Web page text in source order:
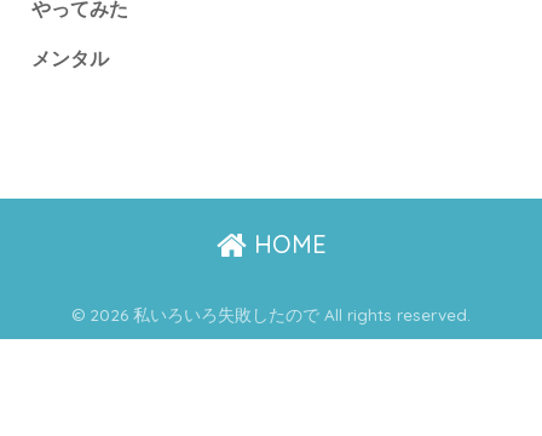
やってみた
メンタル
HOME
© 2026 私いろいろ失敗したので All rights reserved.